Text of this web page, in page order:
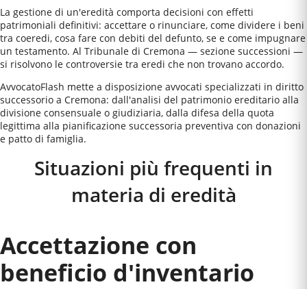
La gestione di un'eredità comporta decisioni con effetti
patrimoniali definitivi: accettare o rinunciare, come dividere i beni
tra coeredi, cosa fare con debiti del defunto, se e come impugnare
un testamento. Al Tribunale di Cremona — sezione successioni —
si risolvono le controversie tra eredi che non trovano accordo.
AvvocatoFlash mette a disposizione avvocati specializzati in diritto
successorio a Cremona: dall'analisi del patrimonio ereditario alla
divisione consensuale o giudiziaria, dalla difesa della quota
legittima alla pianificazione successoria preventiva con donazioni
e patto di famiglia.
Situazioni più frequenti in
materia di eredità
Accettazione con
beneficio d'inventario